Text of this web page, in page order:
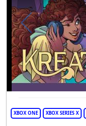
XBOX ONE XBOX SERIES X